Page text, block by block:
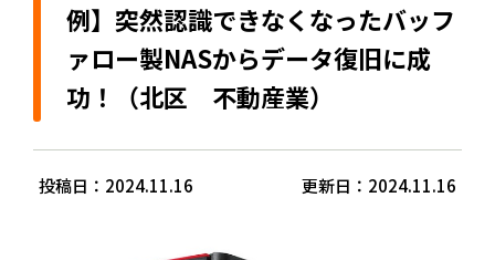
例】突然認識できなくなったバッフ
ァロー製NASからデータ復旧に成
功！（北区 不動産業）
投稿日：2024.11.16 更新日：2024.11.16